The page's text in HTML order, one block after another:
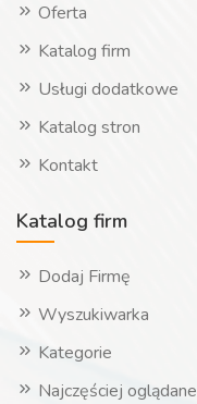
Oferta
Katalog firm
Usługi dodatkowe
Katalog stron
Kontakt
Katalog firm
Dodaj Firmę
Wyszukiwarka
Kategorie
Najczęściej oglądane